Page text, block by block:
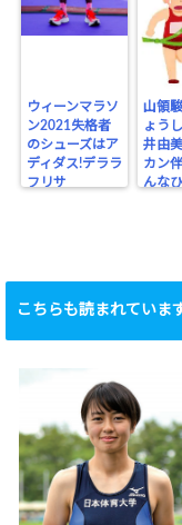
ウィーンマラソ
ン2021失格者
のシューズはア
ディダス!デララ
フリサ
山領
ょう
井由
カン
んな
こちらも読まれていま